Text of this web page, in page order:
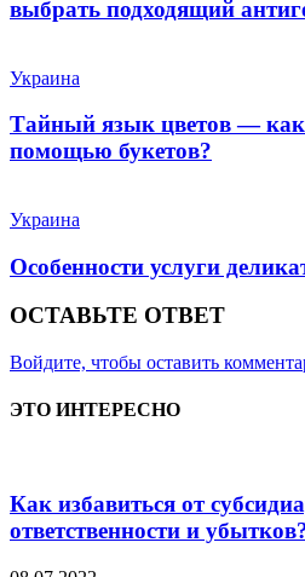
выбрать подходящий
Украина
Тайный язык цветов — как
помощью букетов?
Украина
Особенности услуги
ОСТАВЬТЕ ОТВЕТ
Войдите, чтобы оставить
ЭТО ИНТЕРЕСНО
Как избавиться от
ответственности и